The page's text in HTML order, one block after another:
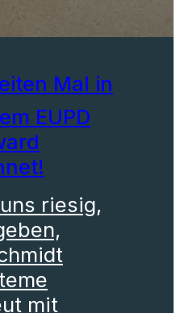
Mal in
EUPD
riesig,
mit